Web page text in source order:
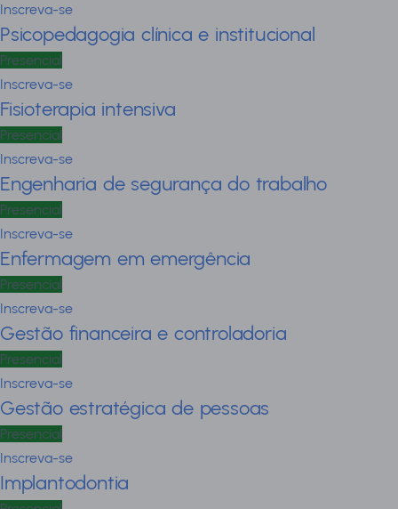
Inscreva-se
Psicopedagogia clínica e institucional
Presencial
Inscreva-se
Fisioterapia intensiva
Presencial
Inscreva-se
Engenharia de segurança do trabalho
Presencial
Inscreva-se
Enfermagem em emergência
Presencial
Inscreva-se
Gestão financeira e controladoria
Presencial
Inscreva-se
Gestão estratégica de pessoas
Presencial
Inscreva-se
Implantodontia